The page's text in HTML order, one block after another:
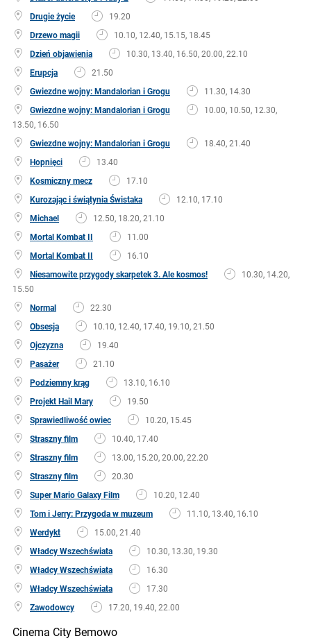
Drugie życie
19.20
Drzewo magii
10.10, 12.40, 15.15, 18.45
Dzień objawienia
10.30, 13.40, 16.50, 20.00, 22.10
Erupcja
21.50
Gwiezdne wojny: Mandalorian i Grogu
11.30, 14.30
Gwiezdne wojny: Mandalorian i Grogu
10.00, 10.50, 12.30,
13.50, 16.50
Gwiezdne wojny: Mandalorian i Grogu
18.40, 21.40
Hopnięci
13.40
Kosmiczny mecz
17.10
Kurozając i świątynia Świstaka
12.10, 17.10
Michael
12.50, 18.20, 21.10
Mortal Kombat II
11.00
Mortal Kombat II
16.10
Niesamowite przygody skarpetek 3. Ale kosmos!
10.30, 14.20,
15.50
Normal
22.30
Obsesja
10.10, 12.40, 17.40, 19.10, 21.50
Ojczyzna
19.40
Pasażer
21.10
Podziemny krąg
13.10, 16.10
Projekt Hail Mary
19.50
Sprawiedliwość owiec
10.20, 15.45
Straszny film
10.40, 17.40
Straszny film
13.00, 15.20, 20.00, 22.20
Straszny film
20.30
Super Mario Galaxy Film
10.20, 12.40
Tom i Jerry: Przygoda w muzeum
11.10, 13.40, 16.10
Werdykt
15.00, 21.40
Władcy Wszechświata
10.30, 13.30, 19.30
Władcy Wszechświata
16.30
Władcy Wszechświata
17.30
Zawodowcy
17.20, 19.40, 22.00
Cinema City Bemowo